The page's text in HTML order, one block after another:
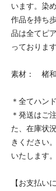
います。染
作品を持ち
品は全てピ
っておりま
素材： 楮
＊全てハン
＊発送はご
た、在庫状
きください
いたします。
【お支払い